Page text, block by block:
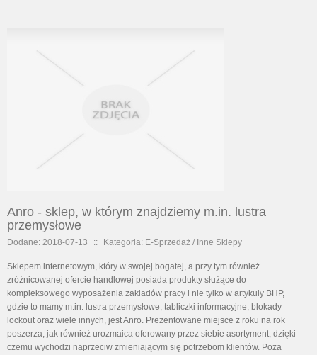
Anro - sklep, w którym znajdziemy m.in. lustra
przemysłowe
Dodane: 2018-07-13 :: Kategoria: E-Sprzedaż / Inne Sklepy
Sklepem internetowym, który w swojej bogatej, a przy tym również
zróżnicowanej ofercie handlowej posiada produkty służące do
kompleksowego wyposażenia zakładów pracy i nie tylko w artykuły BHP,
gdzie to mamy m.in. lustra przemysłowe, tabliczki informacyjne, blokady
lockout oraz wiele innych, jest Anro. Prezentowane miejsce z roku na rok
poszerza, jak również urozmaica oferowany przez siebie asortyment, dzięki
czemu wychodzi naprzeciw zmieniającym się potrzebom klientów. Poza